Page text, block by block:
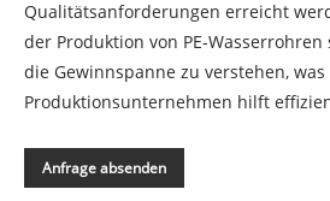
Qualitätsanforderungen erreicht
der Produktion von PE-
die Gewinnspanne zu verstehen, was
Produktionsunternehmen hilft
Anfrage absenden